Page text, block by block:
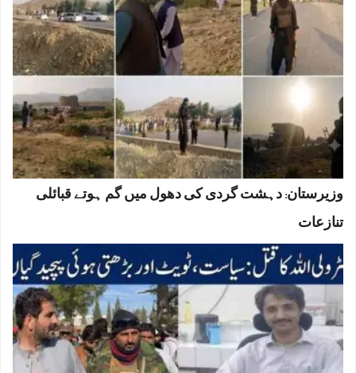
وزیرستان: دہشت گردی کی دھول میں گم ہوتے قبائلی
تنازعات